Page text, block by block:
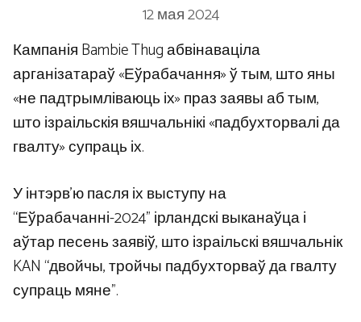
12 мая 2024
Кампанія Bambie Thug абвінаваціла
арганізатараў «Еўрабачання» ў тым, што яны
«не падтрымліваюць іх» праз заявы аб тым,
што ізраільскія вяшчальнікі «падбухторвалі да
гвалту» супраць іх.
У інтэрв'ю пасля іх выступу на
“Еўрабачанні-2024” ірландскі выканаўца і
аўтар песень заявіў, што ізраільскі вяшчальнік
KAN “двойчы, тройчы падбухторваў да гвалту
супраць мяне”.